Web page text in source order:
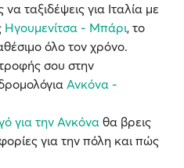
ταξιδέψεις για Ιταλία με
Ηγουμενίτσα - Μπάρι, το
όλο τον χρόνο.
σου στην
Ανκόνα -
για την Ανκόνα θα βρεις
για την πόλη και πώς